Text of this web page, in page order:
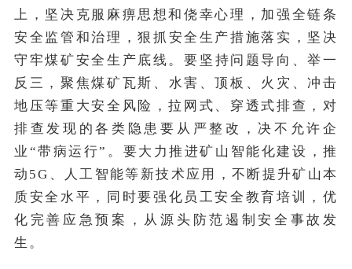
上，坚决克服麻痹思想和侥幸心理， 加强全链条
安全监管和治理，狠抓安全生产措施落实，坚决
守牢煤矿安全生产底线。要 坚持问题导向、举一
反三， 聚焦煤矿瓦斯、水害、顶板、火灾、冲击
地压等重大安全风险，拉网式、穿透式排查，对
排查发现的各类隐患要从严整改，决不允许企
业“带病运行”。 要大力推进矿山智能化建设，推
动5G、人工智能等新技术应用，不断提升矿山本
质安全水平，
同时要强化员工安全教育培训，优
化完善应急预案，从源头防范遏制安全事故发
生。